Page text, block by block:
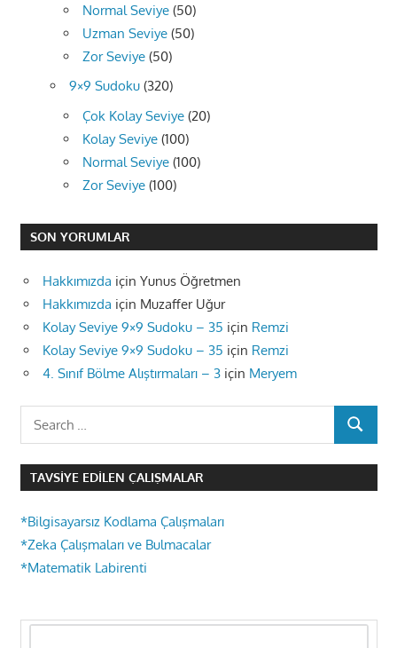
Normal Seviye (50)
Uzman Seviye (50)
Zor Seviye (50)
9×9 Sudoku (320)
Çok Kolay Seviye (20)
Kolay Seviye (100)
Normal Seviye (100)
Zor Seviye (100)
SON YORUMLAR
Hakkımızda için Yunus Öğretmen
Hakkımızda için Muzaffer Uğur
Kolay Seviye 9×9 Sudoku – 35 için Remzi
Kolay Seviye 9×9 Sudoku – 35 için Remzi
4. Sınıf Bölme Alıştırmaları – 3 için Meryem
SEARCH
TAVSIYE EDILEN ÇALIŞMALAR
*Bilgisayarsız Kodlama Çalışmaları
*Zeka Çalışmaları ve Bulmacalar
*Matematik Labirenti